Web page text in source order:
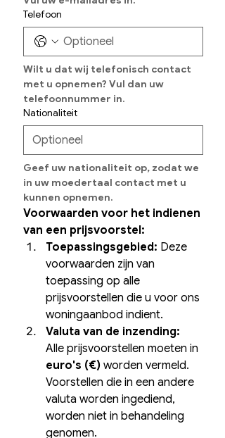
Telefoon
Wilt u dat wij telefonisch contact
met u opnemen? Vul dan uw
telefoonnummer in.
Nationaliteit
Geef uw nationaliteit op, zodat we
in uw moedertaal contact met u
kunnen opnemen.
Voorwaarden voor het indienen
van een prijsvoorstel:
Toepassingsgebied: Deze
voorwaarden zijn van
toepassing op alle
prijsvoorstellen die u voor ons
woningaanbod indient.
Valuta van de inzending:
euro's (€) worden vermeld.
Voorstellen die in een andere
valuta worden ingediend,
worden niet in behandeling
genomen.